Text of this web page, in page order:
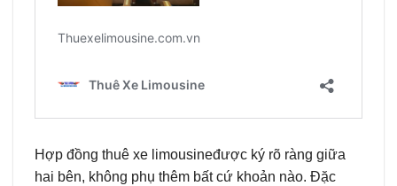
Hợp đồng thuê xe limousineđược ký rõ ràng giữa
hai bên, không phụ thêm bất cứ khoản nào. Đặc